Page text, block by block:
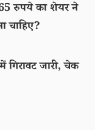
रुपये का शेयर ने
चाहिए?
जारी, चेक